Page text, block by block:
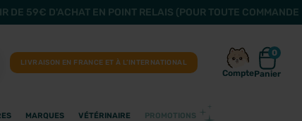
DE 59€ D'ACHAT EN POINT RELAIS (POUR TOUTE
LIVRAISON EN FRANCE ET À L’INTERNATIONAL
Compte
0
Panier
MARQUES VÉTÉRINAIRE PROMOTIONS